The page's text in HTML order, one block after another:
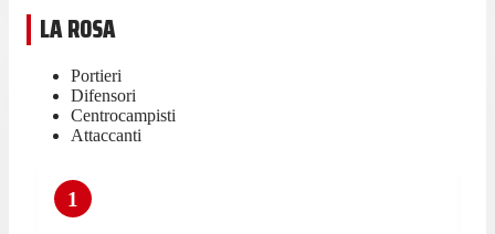
LA ROSA
Portieri
Difensori
Centrocampisti
Attaccanti
1